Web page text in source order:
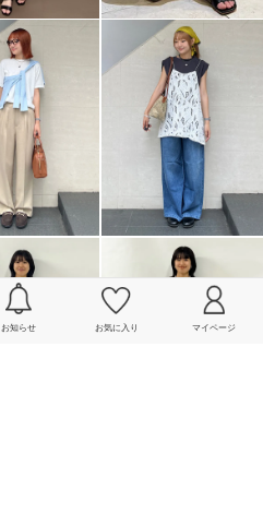
お知らせ お気に入り マイページ